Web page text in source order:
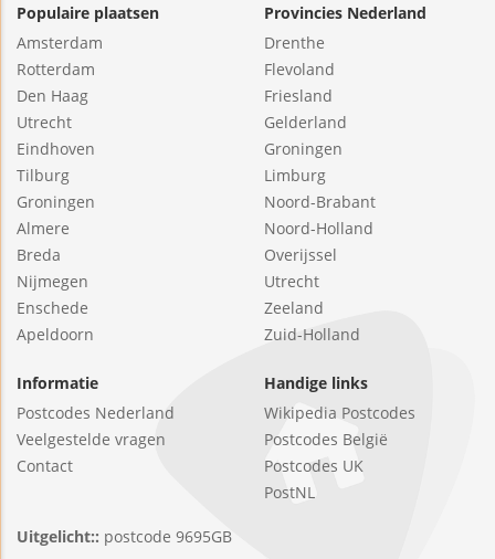
Populaire plaatsen
Amsterdam
Rotterdam
Den Haag
Utrecht
Eindhoven
Tilburg
Groningen
Almere
Breda
Nijmegen
Enschede
Apeldoorn
Provincies Nederland
Drenthe
Flevoland
Friesland
Gelderland
Groningen
Limburg
Noord-Brabant
Noord-Holland
Overijssel
Utrecht
Zeeland
Zuid-Holland
Informatie
Postcodes Nederland
Veelgestelde vragen
Contact
Handige links
Wikipedia Postcodes
Postcodes België
Postcodes UK
PostNL
Uitgelicht:: postcode 9695GB